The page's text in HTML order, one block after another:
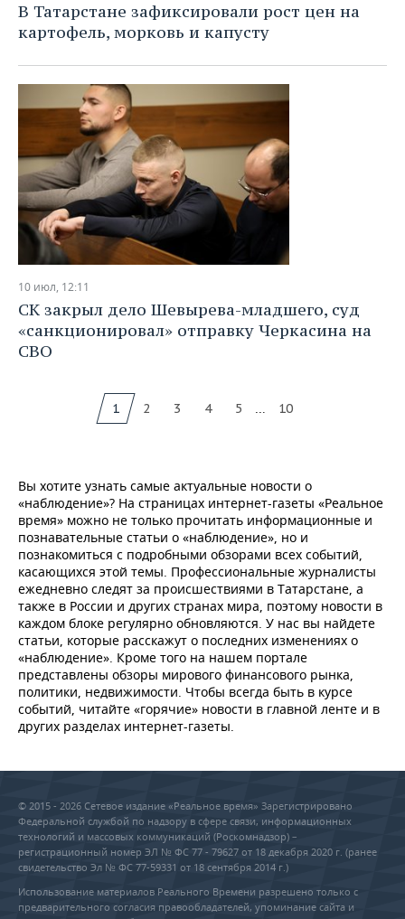
В Татарстане зафиксировали рост цен на
картофель, морковь и капусту
10 июл, 12:11
СК закрыл дело Шевырева-младшего, суд
«санкционировал» отправку Черкасина на
СВО
1 2 3 4 5 ... 10
Вы хотите узнать самые актуальные новости о
«наблюдение»? На страницах интернет-газеты «Реальное
время» можно не только прочитать информационные и
познавательные статьи о «наблюдение», но и
познакомиться с подробными обзорами всех событий,
касающихся этой темы. Профессиональные журналисты
ежедневно следят за происшествиями в Татарстане, а
также в России и других странах мира, поэтому новости в
каждом блоке регулярно обновляются. У нас вы найдете
статьи, которые расскажут о последних изменениях о
«наблюдение». Кроме того на нашем портале
представлены обзоры мирового финансового рынка,
политики, недвижимости. Чтобы всегда быть в курсе
событий, читайте «горячие» новости в главной ленте и в
других разделах интернет-газеты.
© 2015 - 2026 Сетевое издание «Реальное время» Зарегистрировано
Федеральной службой по надзору в сфере связи, информационных
технологий и массовых коммуникаций (Роскомнадзор) –
регистрационный номер ЭЛ № ФС 77 - 79627 от 18 декабря 2020 г. (ранее
свидетельство Эл № ФС 77-59331 от 18 сентября 2014 г.)
Использование материалов Реального Времени разрешено только с
предварительного согласия правообладателей, упоминание сайта и